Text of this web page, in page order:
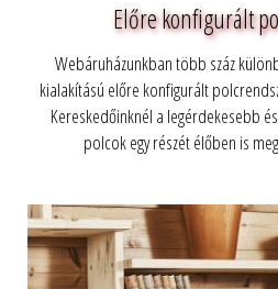
Előre konfigurált
Webáruházunkban több száz
kialakítású előre konfigurált
Kereskedőinknél a legérdekesebb
polcok egy részét élőben is